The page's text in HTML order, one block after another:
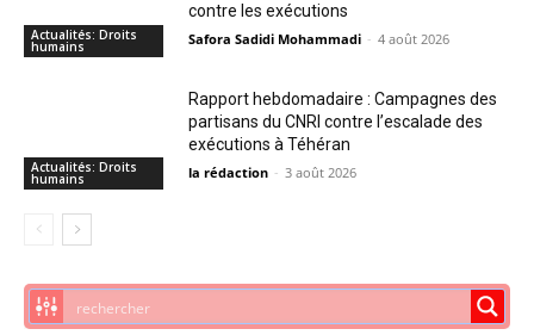
Actualités: Droits
humains
contre les exécutions
Safora Sadidi Mohammadi - 4 août 2026
Actualités: Droits
humains
Rapport hebdomadaire : Campagnes des
partisans du CNRI contre l’escalade des
exécutions à Téhéran
la rédaction - 3 août 2026